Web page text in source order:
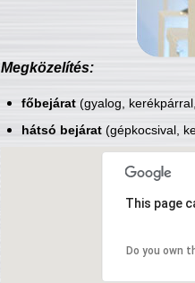
Megközelítés:
főbejárat(gyalog,
hátsó bejárat(gépkocsival,
This page
Do you own